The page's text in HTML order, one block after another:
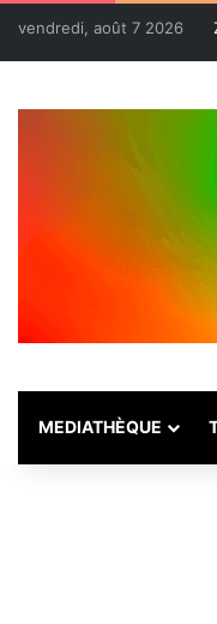
vendredi, août 7 2026
MEDIATHÈQUE